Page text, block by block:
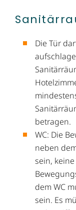
Die Tür
betragen.
WC: Die
neben
sein,
dem WC
sein. Es